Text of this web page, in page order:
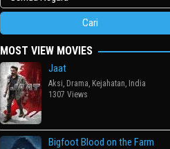
MOST VIEW MOVIES
Jaat
Aksi, Drama, Kejahatan, India
1307 Views
Bigfoot Blood on the Farm